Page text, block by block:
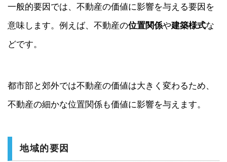
一般的要因では、不動産の価値に影響を与える要因を
意味します。例えば、不動産の位置関係や建築様式な
どです。
都市部と郊外では不動産の価値は大きく変わるため、
不動産の細かな位置関係も価値に影響を与えます。
地域的要因